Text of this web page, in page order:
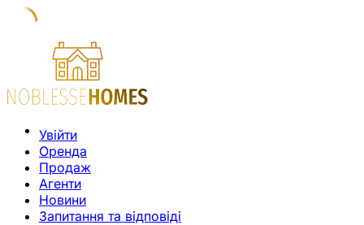
Увійти
Оренда
Продаж
Агенти
Новини
Запитання та відповіді